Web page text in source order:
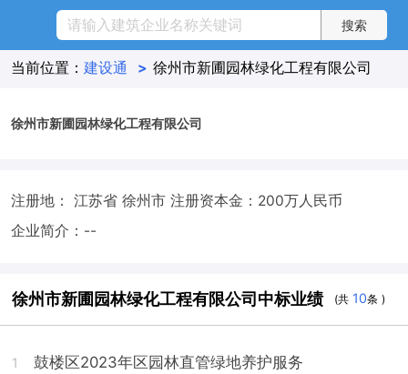
当前位置： 建设通 > 徐州市新圃园林绿化工程有限公司
徐州市新圃园林绿化工程有限公司
注册地： 江苏省 徐州市 注册资本金：200万人民币
企业简介：--
徐州市新圃园林绿化工程有限公司中标业绩 (共 10条 )
1 鼓楼区2023年区园林直管绿地养护服务